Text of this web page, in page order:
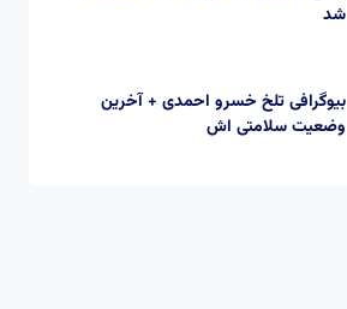
شد
بیوگرافی تلخ خسرو احمدی + آخرین
وضعیت سلامتی اش